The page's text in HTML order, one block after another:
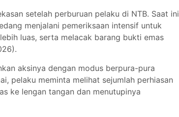
setelah perburuan pelaku di NTB. Saat ini
menjalani pemeriksaan intensif untuk
luas, serta melacak barang bukti emas
aksinya dengan modus berpura-pura
pelaku meminta melihat sejumlah perhiasan
ke lengan tangan dan menutupinya